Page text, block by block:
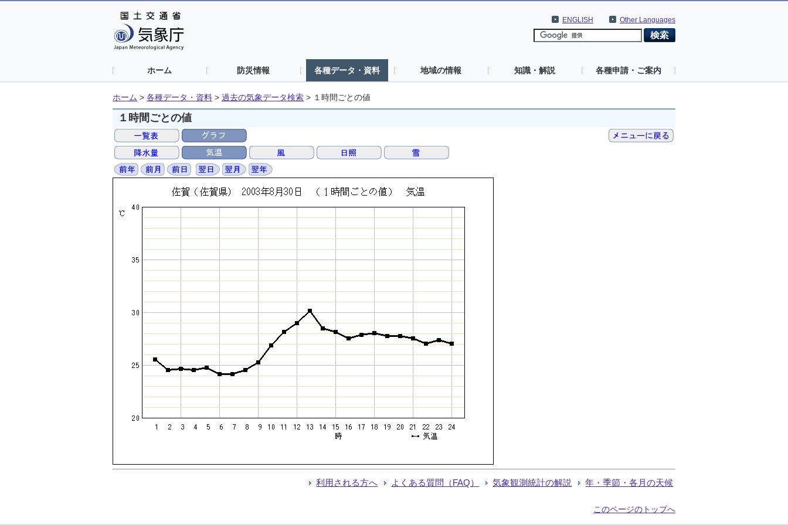
Other Languages
ENGLISH
ホーム 防災情報 各種データ・資料 地域の情報 知識・解説 各種申請・ご案内
ホーム > 各種データ・資料 > 過去の気象データ検索 > １時間ごとの値
１時間ごとの値
利用される方へ よくある質問（FAQ） 気象観測統計の解説 年・季節・各月の天候
このページのトップへ